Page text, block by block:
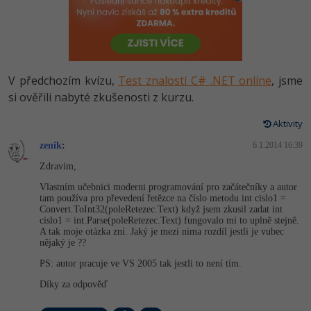
HTML5, CSS3, Bootstrap, SEO
SQL a databáze
Testování a verzování
Spring
ASP.NET MVC
Best practices
JavaScript
Python
MySQL/MariaDB
MS-SQL
Vývojář mobilních aplikací
Specialista na AI a bigdata
C# Game developer
Webdesigner
Systémový administrátor
Grafik / UX/UI návrhář
3D grafik
Projektový manažer
Python -80%
JavaScript -80%
PHP
-80%
Kotlin
C -80%
VB.NET
SQL
Návrh SW
V předchozím kvízu, Test znalostí C# .NET online, jsme
si ověřili nabyté zkušenosti z kurzu.
Aktivity
zenik: 6.1.2014 16:39
Zdravim,
Vlastním učebnici moderni programování pro začátečníky a autor
tam používa pro převedení řetězce na číslo metodu int cislo1 =
Convert.ToInt32(po­leRetezec.Tex­t) když jsem zkusil zadat int
cislo1 = int.Parse(pole­Retezec.Text) fungovalo mi to uplně stejně.
A tak moje otázka zní. Jaký je mezi nima rozdíl jestli je vubec
nějaký je ??
PS: autor pracuje ve VS 2005 tak jestli to není tím.
Díky za odpověď